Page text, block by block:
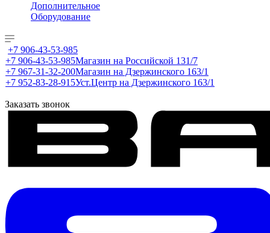
Дополнительное
Оборудование
+7 906-43-53-985
+7 906-43-53-985Магазин на Российской 131/7
+7 967-31-32-200Магазин на Дзержинского 163/1
+7 952-83-28-915Уст.Центр на Дзержинского 163/1
Заказать звонок